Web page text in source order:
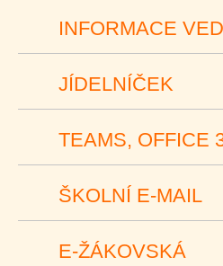
INFORMACE
JÍDELNÍČEK
TEAMS, OFFICE
ŠKOLNÍ E-MAIL
E-ŽÁKOVSKÁ